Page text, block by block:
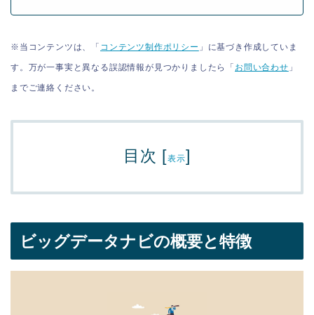
※当コンテンツは、「 コンテンツ制作ポリシー 」に基づき作成していま
す。万が一事実と異なる誤認情報が見つかりましたら「 お問い合わせ 」
までご連絡ください。
目次 [表示]
ビッグデータナビの概要と特徴